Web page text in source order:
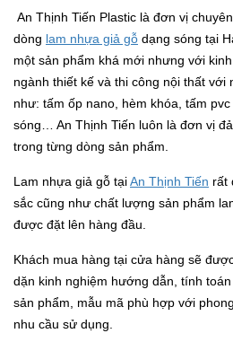
An Thịnh Tiến Plastic là đơn vị
dòng lam nhựa giả gỗ dạng sóng tại
một sản phẩm khá mới nhưng với
ngành thiết kế và thi công nội thất với
như: tấm ốp nano, hèm khóa, tấm
sóng… An Thịnh Tiến luôn là đơn vị
trong từng dòng sản phẩm.
Lam nhựa giả gỗ tạiAn Thịnh Tiến rất
sắc cũng như chất lượng sản phẩm
được đặt lên hàng đầu.
Khách mua hàng tại cửa hàng sẽ
dặn kinh nghiệm hướng dẫn, tính
sản phẩm, mẫu mã phù hợp với
nhu cầu sử dụng.